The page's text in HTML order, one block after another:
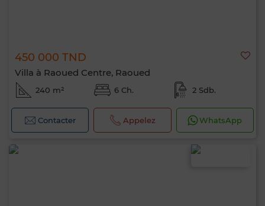
450 000 TND
Villa à Raoued Centre, Raoued
240 m² 6 Ch. 2 Sdb.
Contacter Appelez WhatsApp